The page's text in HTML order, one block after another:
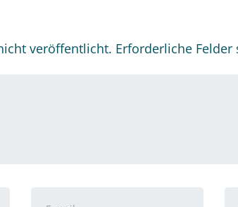
veröffentlicht. Erforderliche